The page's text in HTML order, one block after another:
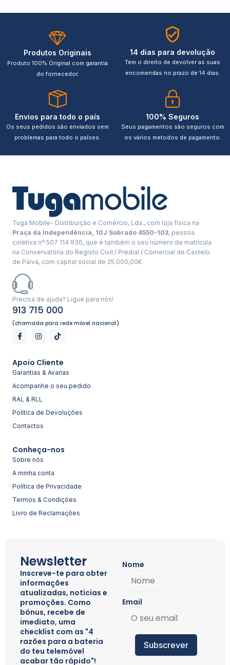
Produtos Originais
Produto 100% Original com garantia
do fornecedor.
14 dias para devolução
Tem o direito de devolver as suas
encomendas no prazo de 14 dias.
Envios para todo o país
Os seus pedidos são enviados sem
problemas para todo o países.
100% Seguros
Seus pagamentos são seguros com
os vários metodos de pagamento.
Tuga Mobile- Distribuição e Comércio, Lda., com loja física na
Praça da Independência, 10J Sobrado 4550-103, pessoa
coletiva nº 507 114 930, que é também o seu número de matrícula
na Conservatória do Registo Civil / Predial / Comercial de Castelo
de Paiva, com capital social de 25.000,00€.
Precisa de ajuda? Ligue para nós!
913 715 000
(chamada para rede móvel nacional)
Apoio Cliente
Garantias & Avarias
Acompanhe o seu pedido
RAL & RLL
Política de Devoluções
Contactos
Conheça-nos
Sobre nós
A minha conta
Política de Privacidade
Termos & Condições
Livro de Reclamações
Newsletter
Inscreve-te para obter
informações
atualizadas, notícias e
promoções. Como
bónus, recebe de
imediato, uma
checklist com as "4
razões para a bateria
do teu telemóvel
acabar tão rápido"!
Nome
Email
Subscrever